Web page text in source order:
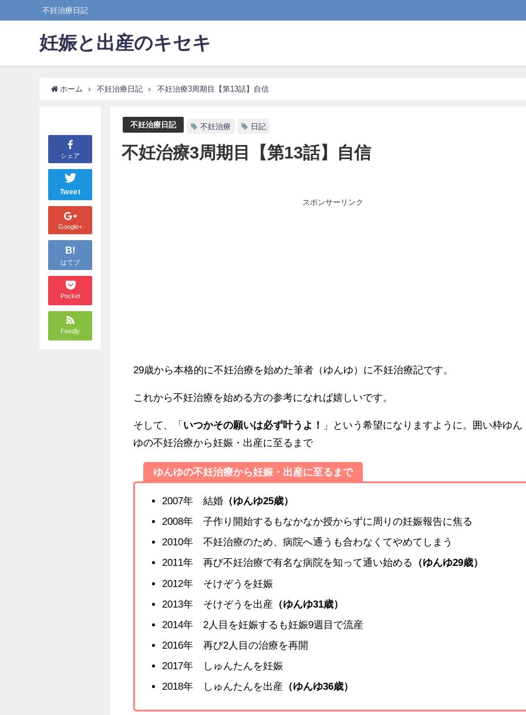
不妊治療日記
妊娠と出産のキセキ
ホーム 不妊治療日記 不妊治療3周期目【第13話】自信
シェア
Tweet
Google+
B!
はてブ
Pocket
Feedly
不妊治療日記 不妊治療 日記
不妊治療3周期目【第13話】自信
スポンサーリンク
29歳から本格的に不妊治療を始めた筆者（ゆんゆ）に不妊治療記です。
これから不妊治療を始める方の参考になれば嬉しいです。
そして、「 いつかその願いは必ず叶うよ！
」という希望になりますように。囲い枠ゆん
ゆの不妊治療から妊娠・出産に至るまで
ゆんゆの不妊治療から妊娠・出産に至るまで
2007年 結婚 （ゆんゆ25歳）
2008年 子作り開始するもなかなか授からずに周りの妊娠報告に焦る
2010年 不妊治療のため、病院へ通うも合わなくてやめてしまう
2011年 再び不妊治療で有名な病院を知って通い始める （ゆんゆ29歳）
2012年 そけぞうを妊娠
2013年 そけぞうを出産 （ゆんゆ31歳）
2014年 2人目を妊娠するも妊娠9週目で流産
2016年 再び2人目の治療を再開
2017年 しゅんたんを妊娠
2018年 しゅんたんを出産 （ゆんゆ36歳）